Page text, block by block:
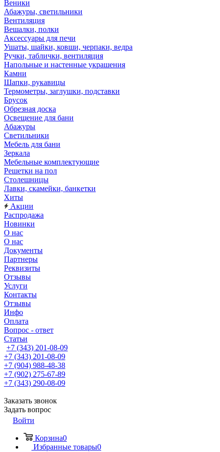
Веники
Абажуры, светильники
Вентиляция
Вешалки, полки
Аксессуары для печи
Ушаты, шайки, ковши, черпаки, ведра
Ручки, таблички, вентиляция
Напольные и настенные украшения
Камни
Шапки, рукавицы
Термометры, заглушки, подставки
Брусок
Обрезная доска
Освещение для бани
Абажуры
Светильники
Мебель для бани
Зеркала
Мебельные комплектующие
Решетки на пол
Столешницы
Лавки, скамейки, банкетки
Хиты
Акции
Распродажа
Новинки
О нас
О нас
Документы
Партнеры
Реквизиты
Отзывы
Услуги
Контакты
Отзывы
Инфо
Оплата
Вопрос - ответ
Статьи
+7 (343) 201-08-09
+7 (343) 201-08-09
+7 (904) 988-48-38
+7 (902) 275-67-89
+7 (343) 290-08-09
Заказать звонок
Задать вопрос
Войти
Корзина0
Избранные товары0